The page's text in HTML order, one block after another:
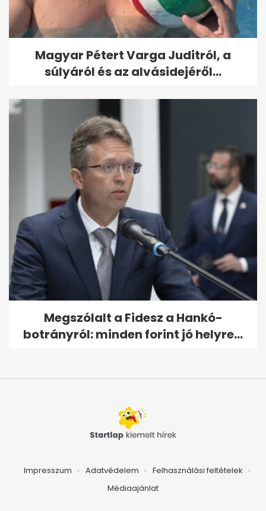
Magyar Pétert Varga Juditról, a
súlyáról és az alvásidejéről...
Megszólalt a Fidesz a Hankó-
botrányról: minden forint jó helyre...
Impresszum Adatvédelem
Felhasználási feltételek
Médiaajánlat